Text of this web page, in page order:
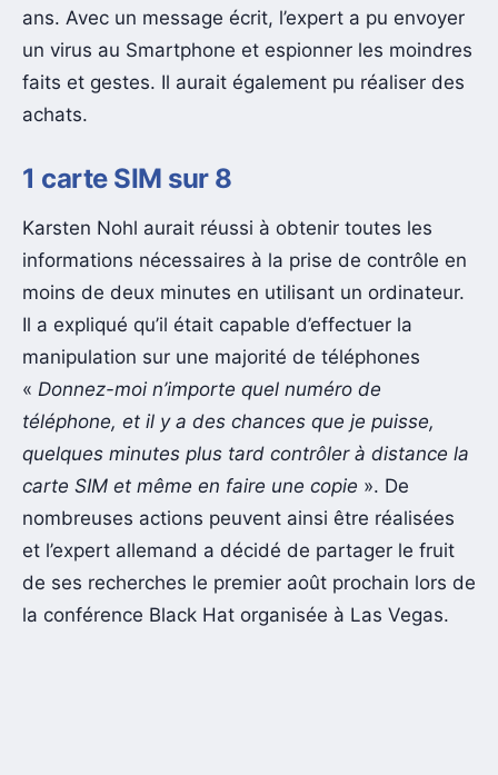
ans. Avec un message écrit, l’expert a pu envoyer
un virus au Smartphone et espionner les moindres
faits et gestes. Il aurait également pu réaliser des
achats.
1 carte SIM sur 8
Karsten Nohl aurait réussi à obtenir toutes les
informations nécessaires à la prise de contrôle en
moins de deux minutes en utilisant un ordinateur.
Il a expliqué qu’il était capable d’effectuer la
manipulation sur une majorité de téléphones
« Donnez-moi n’importe quel numéro de
téléphone, et il y a des chances que je puisse,
quelques minutes plus tard contrôler à distance la
carte SIM et même en faire une copie ». De
nombreuses actions peuvent ainsi être réalisées
et l’expert allemand a décidé de partager le fruit
de ses recherches le premier août prochain lors de
la conférence Black Hat organisée à Las Vegas.